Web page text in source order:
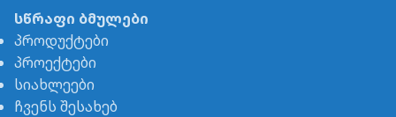
სწრაფი ბმულები
პროდუქტები
პროექტები
სიახლეები
ჩვენს შესახებ